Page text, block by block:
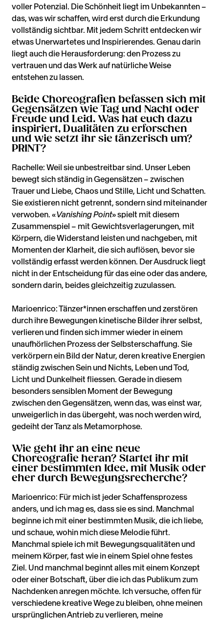
voller Potenzial. Die Schönheit liegt im Unbekannten –
das, was wir schaffen, wird erst durch die Erkundung
vollständig sichtbar. Mit jedem Schritt entdecken wir
etwas Unerwartetes und Inspirierendes. Genau darin
liegt auch die Herausforderung: den Prozess zu
vertrauen und das Werk auf natürliche Weise
entstehen zu lassen.
Beide Choreografien befassen sich mit
Gegensätzen wie Tag und Nacht oder
Freude und Leid. Was hat euch dazu
inspiriert, Dualitäten zu erforschen
und wie setzt ihr sie tänzerisch um?
PRINT?
Rachelle: Weil sie unbestreitbar sind. Unser Leben
bewegt sich ständig in Gegensätzen – zwischen
Trauer und Liebe, Chaos und Stille, Licht und Schatten.
Sie existieren nicht getrennt, sondern sind miteinander
verwoben. «Vanishing Point» spielt mit diesem
Zusammenspiel – mit Gewichtsverlagerungen, mit
Körpern, die Widerstand leisten und nachgeben, mit
Momenten der Klarheit, die sich auflösen, bevor sie
vollständig erfasst werden können. Der Ausdruck liegt
nicht in der Entscheidung für das eine oder das andere,
sondern darin, beides gleichzeitig zuzulassen.
Marioenrico: Tänzer*innen erschaffen und zerstören
durch ihre Bewegungen kinetische Bilder ihrer selbst,
verlieren und finden sich immer wieder in einem
unaufhörlichen Prozess der Selbsterschaffung. Sie
verkörpern ein Bild der Natur, deren kreative Energien
ständig zwischen Sein und Nichts, Leben und Tod,
Licht und Dunkelheit fliessen. Gerade in diesem
besonders sensiblen Moment der Bewegung
zwischen den Gegensätzen, wenn das, was einst war,
unweigerlich in das übergeht, was noch werden wird,
gedeiht der Tanz als Metamorphose.
Wie geht ihr an eine neue
Choreografie heran? Startet ihr mit
einer bestimmten Idee, mit Musik oder
eher durch Bewegungsrecherche?
Marioenrico: Für mich ist jeder Schaffensprozess
anders, und ich mag es, dass sie es sind. Manchmal
beginne ich mit einer bestimmten Musik, die ich liebe,
und schaue, wohin mich diese Melodie führt.
Manchmal spiele ich mit Bewegungsqualitäten und
meinem Körper, fast wie in einem Spiel ohne festes
Ziel. Und manchmal beginnt alles mit einem Konzept
oder einer Botschaft, über die ich das Publikum zum
Nachdenken anregen möchte. Ich versuche, offen für
verschiedene kreative Wege zu bleiben, ohne meinen
ursprünglichen Antrieb zu verlieren, meine